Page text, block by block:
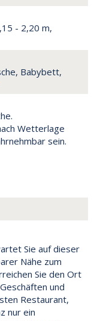
- 2,20 m,
Babybett,
Wetterlage
sein.
Sie auf dieser
Nähe zum
Sie den Ort
und
Restaurant,
nur ein